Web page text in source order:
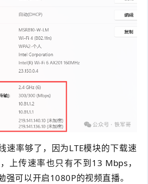
速率够了，因为LTE模块的下载速
上传速率也只有不到13 Mbps，
强可以开启1080P的视频直播。